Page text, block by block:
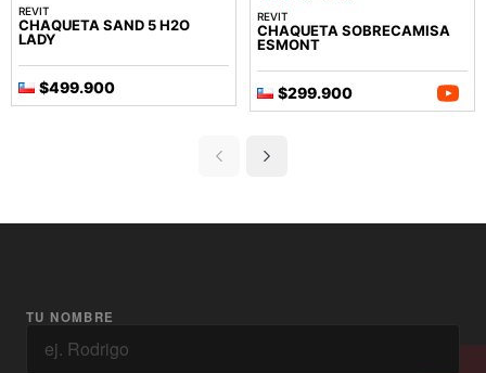
REVIT
CHAQUETA SAND 5 H2O
LADY
$499.900
REVIT
CHAQUETA SOBRECAMISA
ESMONT
$299.900
TU NOMBRE